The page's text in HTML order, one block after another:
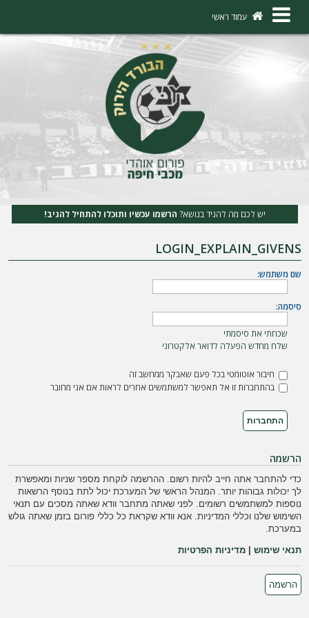
×
ו
ר
ש
ה
עמוד ראשי
יש לכם מה להגיד בנושא? הרשמו עכשיו ותוכלו להתחיל להגיב!
LOGIN_EXPLAIN_GIVENS
שם משתמש:
סיסמה:
שכחתי את סיסמתי
שלח מחדש הפעלה לדואר אלקטרוני
חיבור אוטומטי בכל פעם שאבקר ממחשב זה
בהתחברות זו אל תאפשר למשתמשים אחרים לראות אם אני מחובר
הרשמה
כדי להתחבר אתה חייב להיות רשום. ההרשמה לוקחת מספר שניות ומאפשרת
לך יכולות גבוהות יותר. המנהל הראשי של המערכת יכול לתת בנוסף הרשאות
נוספות למשתמשים רשומים. לפני שאתה מתחבר וודא שאתה מסכים עם תנאי
השימוש שלנו וכללי המדיניות. אנא וודא שקראת כל כללי פורום בזמן שאתה גולש
במערכת.
תנאי שימוש |מדיניות הפרטיות
הרשמה